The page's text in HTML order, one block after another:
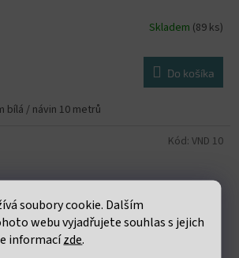
soubory cookie. Dalším
webu vyjadřujete souhlas s jejich
informacízde.
Skladem (89 ks)
Do košíka
bílá / návin 10 metrů
Kód: VND 10